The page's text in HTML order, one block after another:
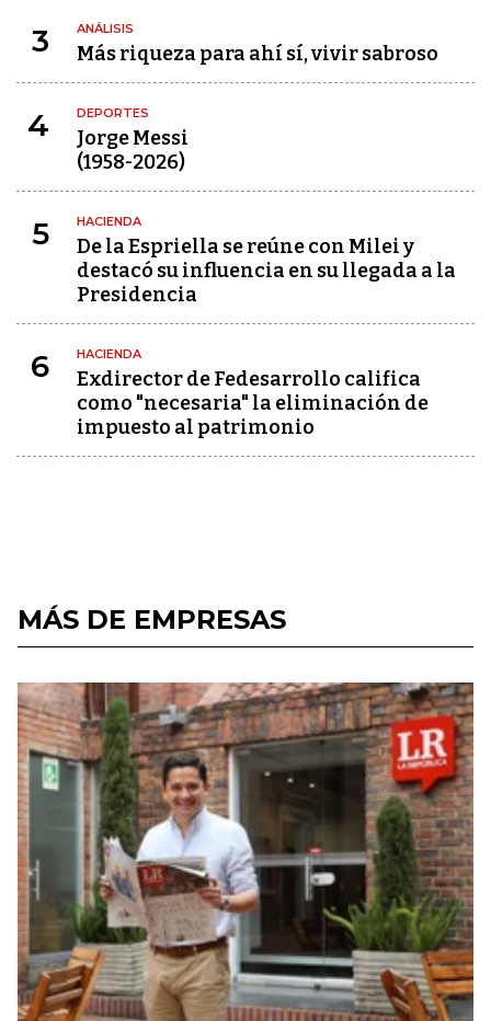
3 ANÁLISIS
Más riqueza para ahí sí, vivir sabroso
4 DEPORTES
Jorge Messi
(1958-2026)
5 HACIENDA
De la Espriella se reúne con Milei y
destacó su influencia en su llegada a la
Presidencia
6 HACIENDA
Exdirector de Fedesarrollo califica
como "necesaria" la eliminación de
impuesto al patrimonio
MÁS DE EMPRESAS